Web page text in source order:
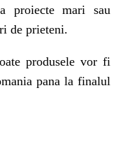
proiecte mari sau
de prieteni.
produsele vor fi
pana la finalul